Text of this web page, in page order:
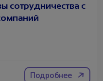
сотрудничества с
Подробнее